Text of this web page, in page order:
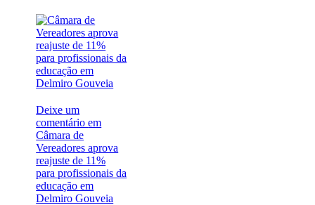
Deixe um
comentárioem
Câmara de
Vereadores aprova
reajuste de 11%
para profissionais da
educação em
Delmiro Gouveia